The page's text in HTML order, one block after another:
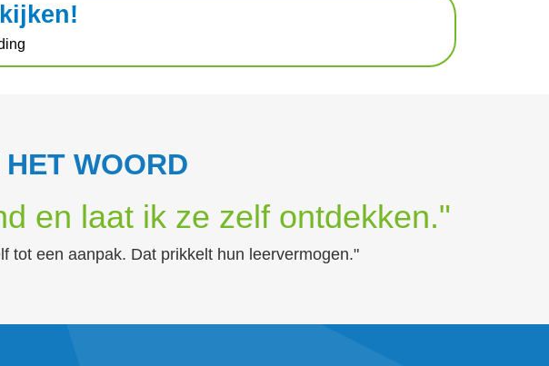
WOORD
en laat ik ze zelf ontdekken."
tot een aanpak. Dat prikkelt hun leervermogen."